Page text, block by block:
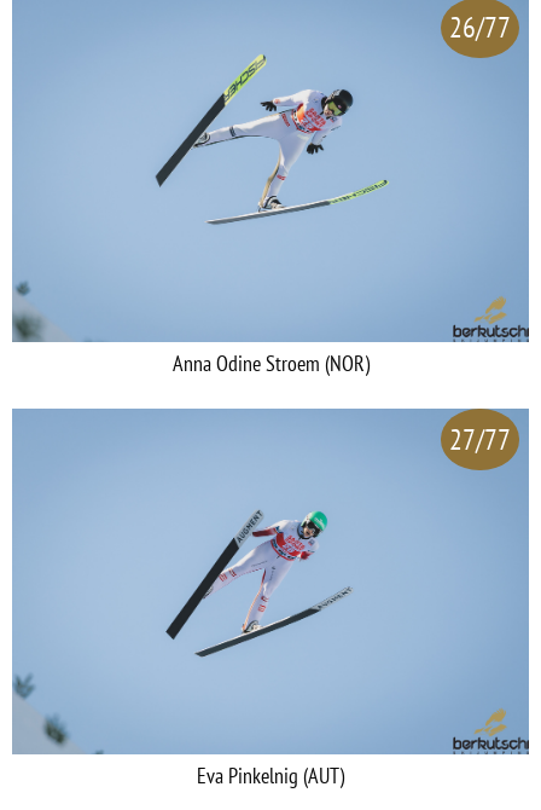
26/77
Anna Odine Stroem (NOR)
27/77
Eva Pinkelnig (AUT)